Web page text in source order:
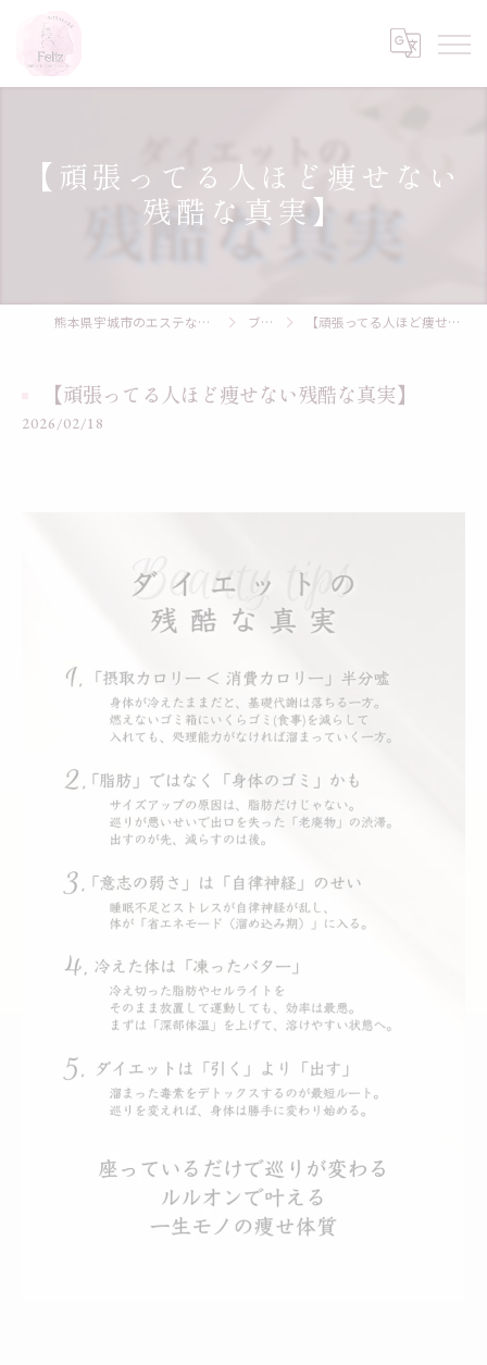
【頑張ってる人ほど痩せない
残酷な真実】
熊本県宇城市のエステならYOSAPARK Feliz ブログ 【頑張ってる人ほど痩せない残酷な真実】
【頑張ってる人ほど痩せない残酷な真実】
2026/02/18